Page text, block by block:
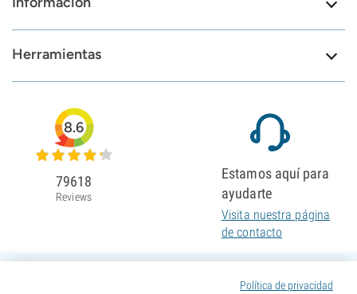
Herramientas
Política de privacidad
8.6
79618
Reviews
Estamos aquí para
ayudarte
Visita nuestra página
de contacto